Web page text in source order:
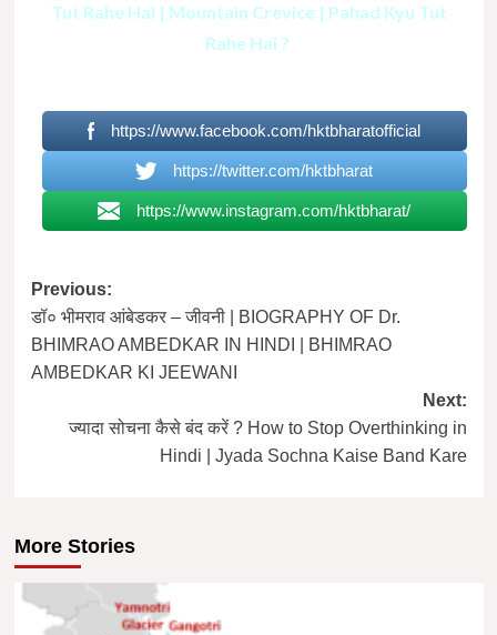
Tut Rahe Hai | Mountain Crevice | Pahad Kyu Tut
Rahe Hai ?
https://www.facebook.com/hktbharatofficial
https://twitter.com/hktbharat
https://www.instagram.com/hktbharat/
Post
navigation
Previous:
डॉ० भीमराव आंबेडकर – जीवनी | BIOGRAPHY OF Dr.
BHIMRAO AMBEDKAR IN HINDI | BHIMRAO
AMBEDKAR KI JEEWANI
Next:
ज्यादा सोचना कैसे बंद करें ? How to Stop Overthinking in
Hindi | Jyada Sochna Kaise Band Kare
More Stories